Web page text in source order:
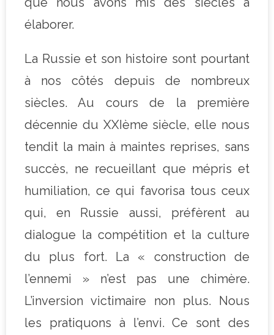
élaborer.
La Russie et son histoire sont pourtant
à nos côtés depuis de nombreux
siècles. Au cours de la première
décennie du XXIème siècle, elle nous
tendit la main à maintes reprises, sans
succès, ne recueillant que mépris et
humiliation, ce qui favorisa tous ceux
qui, en Russie aussi, préfèrent au
dialogue la compétition et la culture
du plus fort. La « construction de
l’ennemi » n’est pas une chimère.
L’inversion victimaire non plus. Nous
les pratiquons à l’envi. Ce sont des